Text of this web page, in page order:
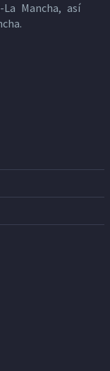
Mancha, así